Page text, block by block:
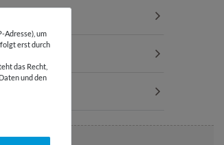
Adresse), um
erst durch
das Recht,
und den